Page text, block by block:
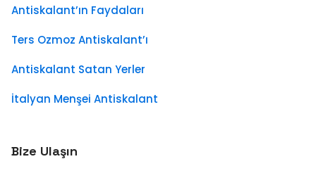
Antiskalant’ın Faydaları
Ters Ozmoz Antiskalant’ı
Antiskalant Satan Yerler
İtalyan Menşei Antiskalant
Bize Ulaşın